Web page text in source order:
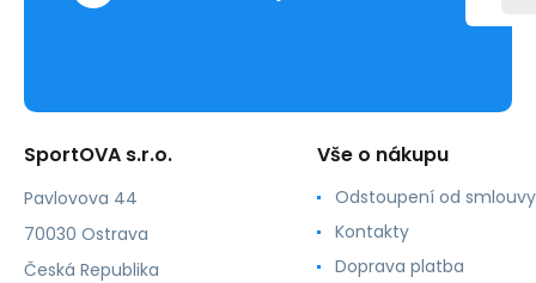
SportOVA s.r.o.
Pavlovova 44
70030 Ostrava
Česká Republika
Vše o nákupu
Odstoupení od smlouvy
Kontakty
Doprava platba